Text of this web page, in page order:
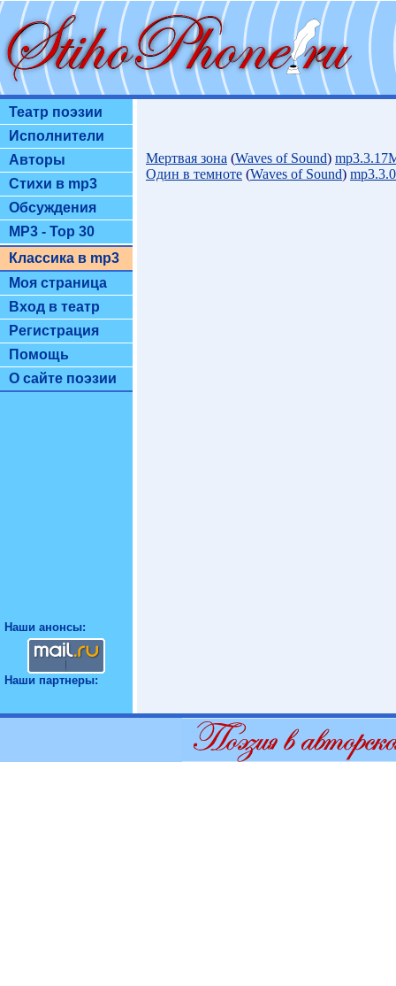
Театр поэзии
Исполнители
Авторы
Стихи в mp3
Обсуждения
MP3 - Top 30
Классика в mp3
Моя страница
Вход в театр
Регистрация
Помощь
О сайте поэзии
Наши анонсы:
Наши партнеры:
Мертвая зона (Waves of Sound)
Один в темноте (Waves of Sound)